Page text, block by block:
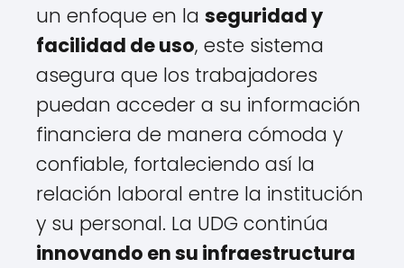
un enfoque en la seguridad y
facilidad de uso, este sistema
asegura que los trabajadores
puedan acceder a su información
financiera de manera cómoda y
confiable, fortaleciendo así la
relación laboral entre la institución
y su personal. La UDG continúa
innovando en su infraestructura